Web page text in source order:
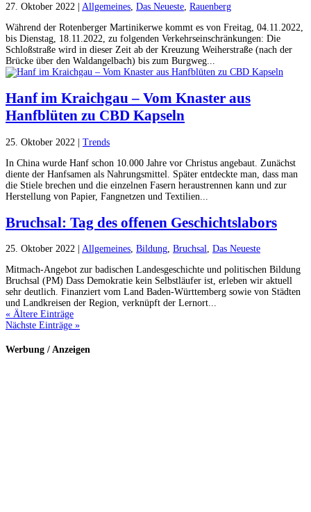
27. Oktober 2022 | Allgemeines Das Neueste Rauenberg
Während der Rotenberger Martinikerwe kommt es von Freitag, 04.11.2022,
bis Dienstag, 18.11.2022, zu folgenden Verkehrseinschränkungen: Die
Schloßstraße wird in dieser Zeit ab der Kreuzung Weiherstraße (nach der
Brücke über den Waldangelbach) bis zum Burgweg...
Hanf im Kraichgau – Vom Knaster aus
Hanfblüten zu CBD Kapseln
25. Oktober 2022 | Trends
In China wurde Hanf schon 10.000 Jahre vor Christus angebaut. Zunächst
diente der Hanfsamen als Nahrungsmittel. Später entdeckte man, dass man
die Stiele brechen und die einzelnen Fasern heraustrennen kann und zur
Herstellung von Papier, Fangnetzen und Textilien...
Bruchsal: Tag des offenen Geschichtslabors
25. Oktober 2022 Allgemeines, Bildung, Bruchsal, Das Neueste
Mitmach-Angebot zur badischen Landesgeschichte und politischen Bildung
Bruchsal (PM) Dass Demokratie kein Selbstläufer ist, erleben wir aktuell
sehr deutlich. Finanziert vom Land Baden-Württemberg sowie von Städten
und Landkreisen der Region, verknüpft der Lernort...
« Ältere Einträge
Nächste Einträge »
Werbung / Anzeigen